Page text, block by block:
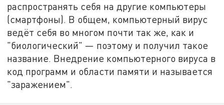
распространять себя на другие компьютеры
(смартфоны). В общем, компьютерный вирус
ведёт себя во многом почти так же, как и
"биологический" — поэтому и получил такое
название. Внедрение компьютерного вируса в
код программ и области памяти и называется
"заражением".